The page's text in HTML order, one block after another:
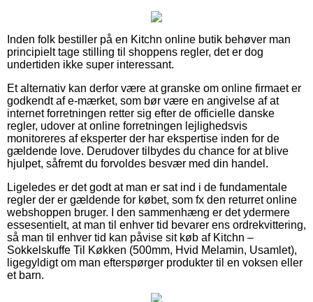
Inden folk bestiller på en Kitchn online butik behøver man
principielt tage stilling til shoppens regler, det er dog
undertiden ikke super interessant.
Et alternativ kan derfor være at granske om online firmaet er
godkendt af e-mærket, som bør være en angivelse af at
internet forretningen retter sig efter de officielle danske
regler, udover at online forretningen lejlighedsvis
monitoreres af eksperter der har ekspertise inden for de
gældende love. Derudover tilbydes du chance for at blive
hjulpet, såfremt du forvoldes besvær med din handel.
Ligeledes er det godt at man er sat ind i de fundamentale
regler der er gældende for købet, som fx den returret online
webshoppen bruger. I den sammenhæng er det ydermere
essesentielt, at man til enhver tid bevarer ens ordrekvittering,
så man til enhver tid kan påvise sit køb af Kitchn –
Sokkelskuffe Til Køkken (500mm, Hvid Melamin, Usamlet),
ligegyldigt om man efterspørger produkter til en voksen eller
et barn.